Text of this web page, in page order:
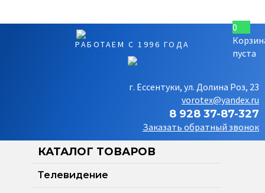
РАБОТАЕМ С 1996 ГОДА
г. Ессентуки, ул. Долина Роз, 23
vorotex@yandex.ru
8 928 37-87-327
Заказать обратный звонок
0
пуста
КАТАЛОГ ТОВАРОВ
Телевидение